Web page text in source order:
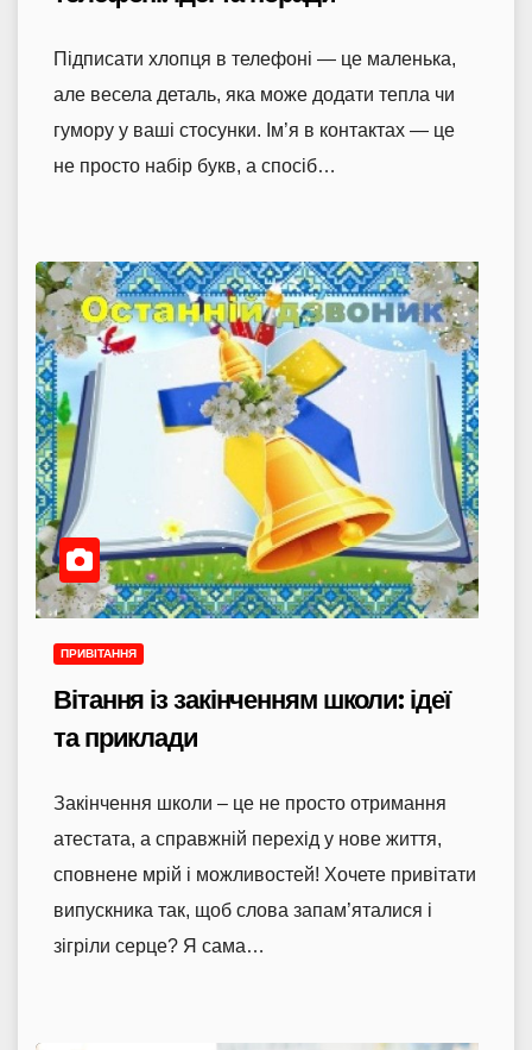
Підписати хлопця в телефоні — це маленька,
але весела деталь, яка може додати тепла чи
гумору у ваші стосунки. Ім’я в контактах — це
не просто набір букв, а спосіб…
ПРИВІТАННЯ
Вітання із закінченням школи: ідеї
та приклади
Закінчення школи – це не просто отримання
атестата, а справжній перехід у нове життя,
сповнене мрій і можливостей! Хочете привітати
випускника так, щоб слова запам’яталися і
зігріли серце? Я сама…